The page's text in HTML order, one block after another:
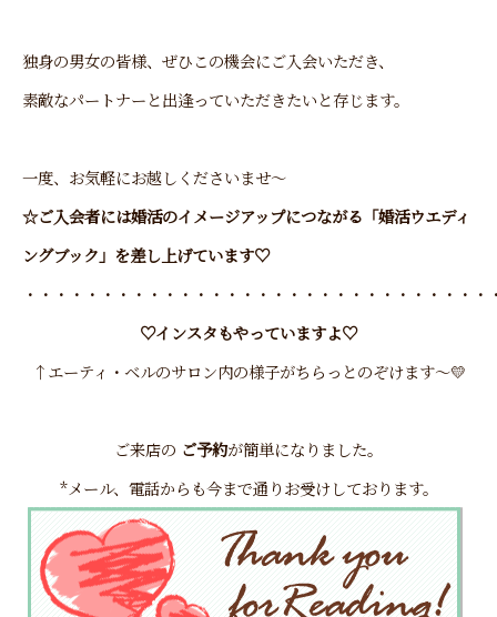
独身の男女の皆様、ぜひこの機会にご入会いただき、
素敵なパートナーと出逢っていただきたいと存じます。
一度、お気軽にお越しくださいませ～
☆ご入会者には婚活のイメージアップにつながる 「婚活ウエディ
ングブック」を差し上げています♡
・・・・・・・・・・・・・・・・・・・・・・・・・・・・・・
♡インスタもやっていますよ♡
↑エーティ・ベルのサロン内の様子がちらっとのぞけます～💛
ご来店の ご予約が簡単になりました。
*メール、電話からも今まで通りお受けしております。